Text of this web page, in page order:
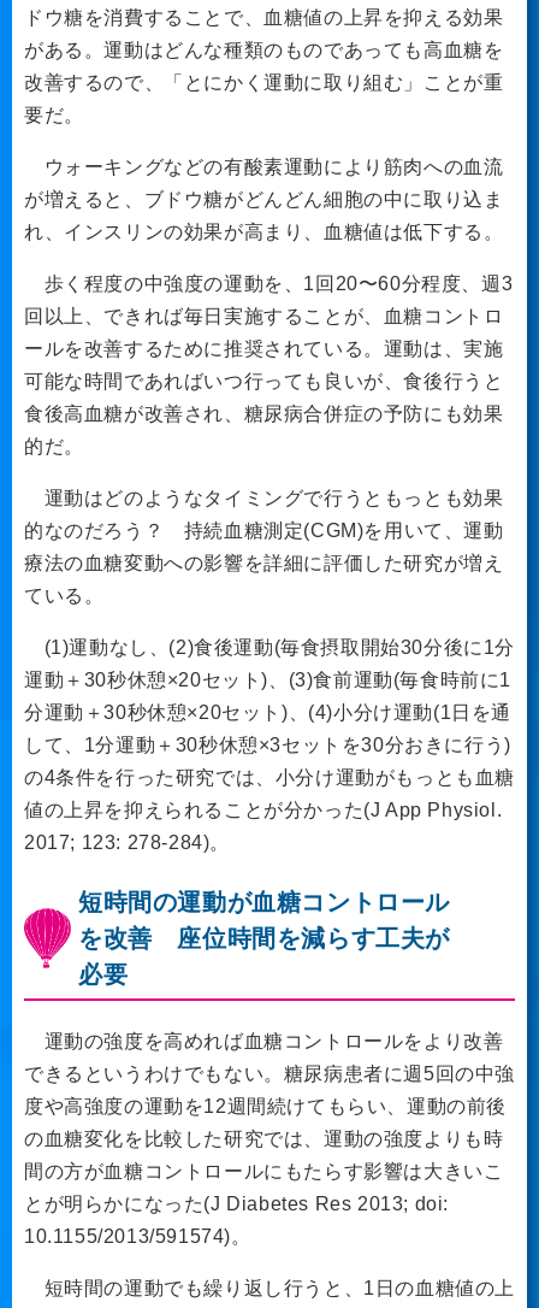
ドウ糖を消費することで、血糖値の上昇を抑える効果
がある。運動はどんな種類のものであっても高血糖を
改善するので、「とにかく運動に取り組む」ことが重
要だ。
ウォーキングなどの有酸素運動により筋肉への血流
が増えると、ブドウ糖がどんどん細胞の中に取り込ま
れ、インスリンの効果が高まり、血糖値は低下する。
歩く程度の中強度の運動を、1回20〜60分程度、週3
回以上、できれば毎日実施することが、血糖コントロ
ールを改善するために推奨されている。運動は、実施
可能な時間であればいつ行っても良いが、食後行うと
食後高血糖が改善され、糖尿病合併症の予防にも効果
的だ。
運動はどのようなタイミングで行うともっとも効果
的なのだろう？ 持続血糖測定(CGM)を用いて、運動
療法の血糖変動への影響を詳細に評価した研究が増え
ている。
(1)運動なし、(2)食後運動(毎食摂取開始30分後に1分
運動＋30秒休憩×20セット)、(3)食前運動(毎食時前に1
分運動＋30秒休憩×20セット)、(4)小分け運動(1日を通
して、1分運動＋30秒休憩×3セットを30分おきに行う)
の4条件を行った研究では、小分け運動がもっとも血糖
値の上昇を抑えられることが分かった(J App Physiol.
2017; 123: 278-284)。
短時間の運動が血糖コントロール
を改善 座位時間を減らす工夫が
必要
運動の強度を高めれば血糖コントロールをより改善
できるというわけでもない。糖尿病患者に週5回の中強
度や高強度の運動を12週間続けてもらい、運動の前後
の血糖変化を比較した研究では、運動の強度よりも時
間の方が血糖コントロールにもたらす影響は大きいこ
とが明らかになった(J Diabetes Res 2013; doi:
10.1155/2013/591574)。
短時間の運動でも繰り返し行うと、1日の血糖値の上